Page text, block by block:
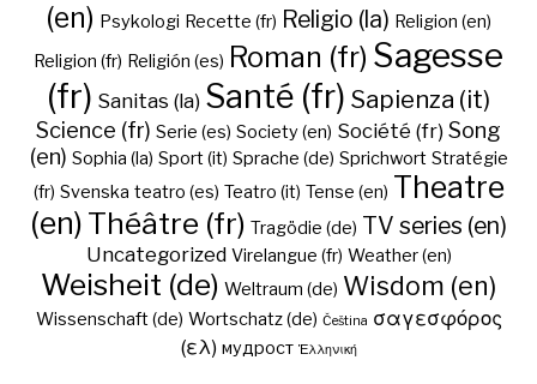
(en) Psykologi Recette (fr) Religio (la) Religion (en)
Religion (fr) Religión (es) Roman (fr) Sagesse
(fr) Sanitas (la) Santé (fr) Sapienza (it)
Science (fr) Serie (es) Society (en) Société (fr) Song
(en) Sophia (la) Sport (it) Sprache (de) Sprichwort Stratégie
(fr) Svenska teatro (es) Teatro (it) Tense (en) Theatre
(en) Théâtre (fr) Tragödie (de) TV series (en)
Uncategorized Virelangue (fr) Weather (en)
Weisheit (de) Weltraum (de) Wisdom (en)
Wissenschaft (de) Wortschatz (de) Čeština σαγεσφόρος
(ελ) мудрост Ἑλληνική